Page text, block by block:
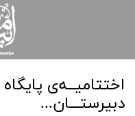
اختتامیــه‌ی
دبیرستـــان...